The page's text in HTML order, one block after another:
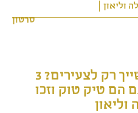
וליאון
סרטון
מי אמר שטיק טוק שייך רק לצעירים? 3
הם טיק טוק וזכו